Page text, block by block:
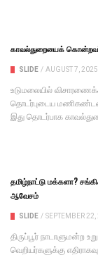
காவல்துறையைக்
SLIDE / AUGUST 7, 2025
உடுமலையில்
தொடர்புடைய மணிகண்டன்
இது தொடர்பாக
தமிழ்நாட்டு மக்களா?
ஆவேசம்
SLIDE / SEPTEMBER
திருப்பூர் நாடாளுமன்ற
வெறியர்களுக்கு